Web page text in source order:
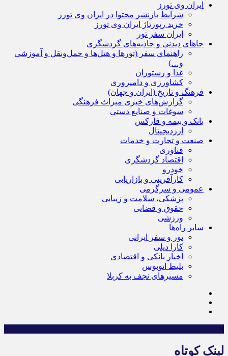
ایران وی تورز
شرایط بازنشر محتوا در ایران وی تورز
خرید رپورتاژ ایران وی تورز
ایران سفر تور
جاهای دیدنی و جاذبه‌های گردشگری
راهنمای سفر (تورها و هتل‌ها و حمل‌و‌نقل و آموزشی
و…)
غذا و رستوران
کشاورزی و دامپروری
فرهنگ و تاریخ (ایران و جهان)
گزارش‌های خبری میراث فرهنگی
سوغات و صنایع دستی
بانک و بیمه و فارکس
ارزدیجیتال
صنعت و تجارت و خدمات
فناوری
اقتصاد گردشگری
خودرو
کارآفرینی و بازاریابی
عمومی و سرگرمی
پزشکی، سلامت و زیبایی
حقوق و قضایی
ورزشی
سایر راه‌ها
تور و سفر ایرانی
کارا دیلی
اخبار بانکی و اقتصادی
بلیط اتوبوس
مسیرهای نجف به کربلا
×
لینک کوتاه